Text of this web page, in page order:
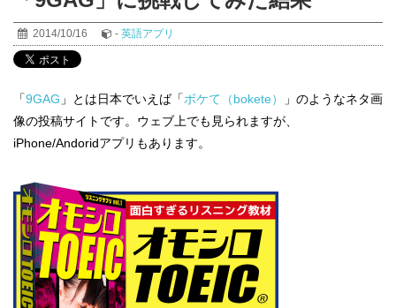
2014/10/16 - 英語アプリ
「9GAG 」とは日本でいえば「ボケて（bokete）
」のようなネタ画
像の投稿サイトです。ウェブ上でも見られますが、
iPhone/Andoridアプリもあります。